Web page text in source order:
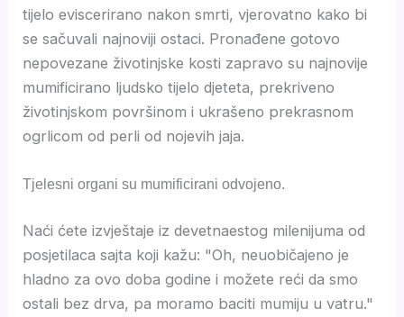
tijelo eviscerirano nakon smrti, vjerovatno kako bi
se sačuvali najnoviji ostaci. Pronađene gotovo
nepovezane životinjske kosti zapravo su najnovije
mumificirano ljudsko tijelo djeteta, prekriveno
životinjskom površinom i ukrašeno prekrasnom
ogrlicom od perli od nojevih jaja.
Tjelesni organi su mumificirani odvojeno.
Naći ćete izvještaje iz devetnaestog milenijuma od
posjetilaca sajta koji kažu: "Oh, neuobičajeno je
hladno za ovo doba godine i možete reći da smo
ostali bez drva, pa moramo baciti mumiju u vatru."